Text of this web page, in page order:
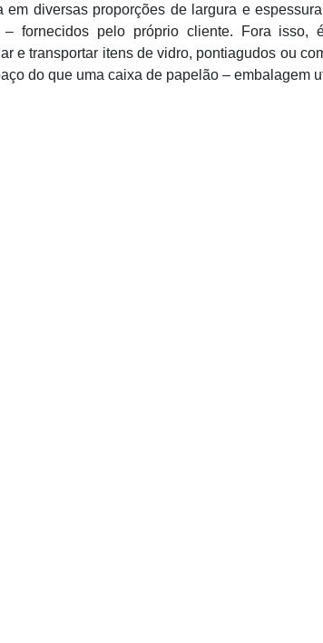
em diversas proporções de largura e
– fornecidos pelo próprio cliente. Fora isso,
e transportar itens de vidro, pontiagudos ou
do que uma caixa de papelão – embalagem